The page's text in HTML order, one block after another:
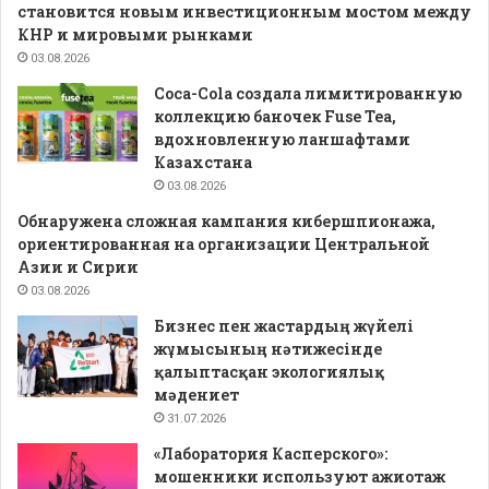
становится новым инвестиционным мостом между
КНР и мировыми рынками
03.08.2026
Coca-Cola создала лимитированную
коллекцию баночек Fuse Tea,
вдохновленную ланшафтами
Казахстана
03.08.2026
Обнаружена сложная кампания кибершпионажа,
ориентированная на организации Центральной
Азии и Сирии
03.08.2026
Бизнес пен жастардың жүйелі
жұмысының нәтижесінде
қалыптасқан экологиялық
мәдениет
31.07.2026
«Лаборатория Касперского»:
мошенники используют ажиотаж